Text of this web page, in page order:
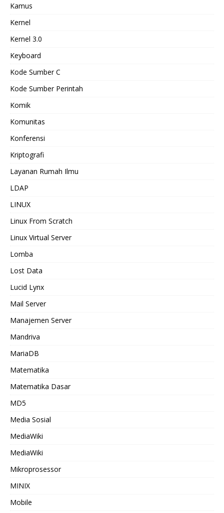
Kamus
Kernel
Kernel 3.0
Keyboard
Kode Sumber C
Kode Sumber Perintah
Komik
Komunitas
Konferensi
Kriptografi
Layanan Rumah Ilmu
LDAP
LINUX
Linux From Scratch
Linux Virtual Server
Lomba
Lost Data
Lucid Lynx
Mail Server
Manajemen Server
Mandriva
MariaDB
Matematika
Matematika Dasar
MD5
Media Sosial
MediaWiki
MediaWiki
Mikroprosessor
MINIX
Mobile